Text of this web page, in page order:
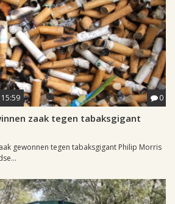
0
zaak tegen tabaksgigant
gewonnen tegen tabaksgigant Philip Morris